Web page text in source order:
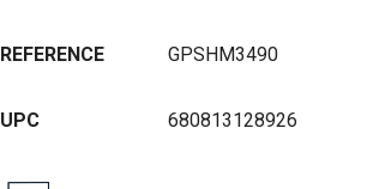
REFERENCE GPSHM3490
UPC 680813128926